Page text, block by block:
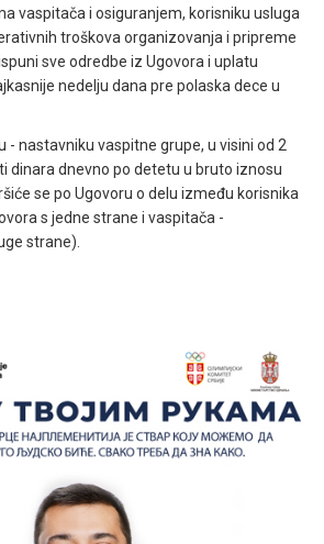
vaspitača i osiguranjem, korisniku usluga
troškova organizovanja i pripreme
sve odredbe iz Ugovora i uplatu
nedelju dana pre polaska dece u
- nastavniku vaspitne grupe, u visini od 2
dinara dnevno po detetu u bruto iznosu
se po Ugovoru o delu između korisnika
s jedne strane i vaspitača -
strane).